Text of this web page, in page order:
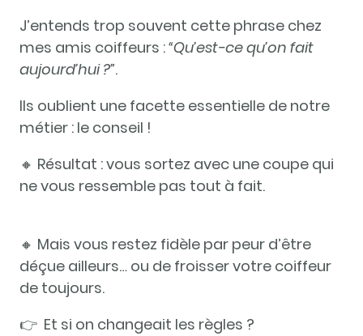
J’entends trop souvent cette phrase chez
mes amis coiffeurs :“Qu’est-ce qu’on fait
aujourd’hui ?”.
Ils oublient une facette essentielle de notre
métier : le conseil !
🔸 Résultat : vous sortez avec une coupe qui
ne vous ressemble pas tout à fait.
🔸 Mais vous restez fidèle par peur d’être
déçue ailleurs… ou de froisser votre coiffeur
de toujours.
👉 Et si on changeait les règles ?